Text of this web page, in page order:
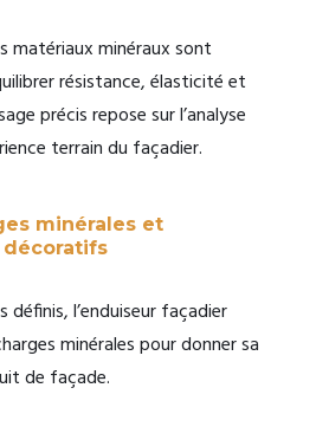
matériaux minéraux sont
résistance, élasticité et
précis repose sur l’analyse
terrain du façadier.
minérales et
définis, l’enduiseur façadier
minérales pour donner sa
de façade.